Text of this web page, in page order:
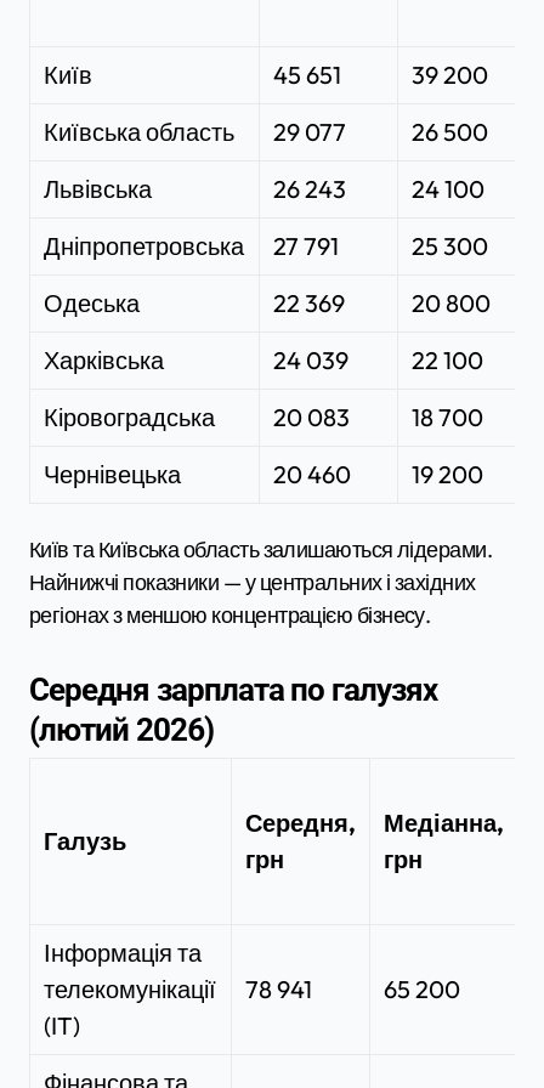
Київ 45 651
39 200
Київська область
29 077
26 500
Львівська
26 243
24 100
Дніпропетровська
27 791
25 300
Одеська
22 369
20 800
Харківська
24 039
22 100
Кіровоградська
20 083
18 700
Чернівецька
20 460 19 200
Київ та Київська область залишаються лідерами.
Найнижчі показники — у центральних і західних
регіонах з меншою концентрацією бізнесу.
Середня зарплата по галузях
(лютий 2026)
Галузь
Середня,
грн
Медіанна,
грн
Інформація та
телекомунікації
(IT)
78 941 65 200